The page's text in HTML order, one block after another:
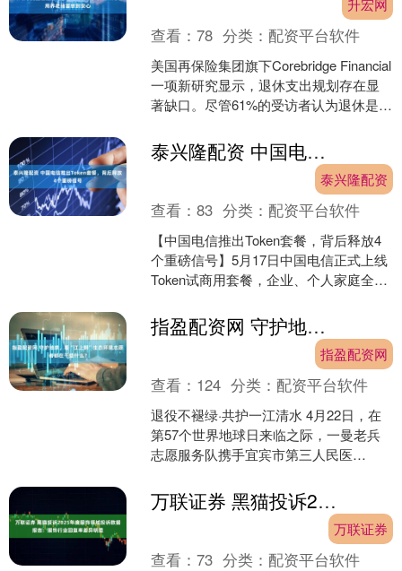
升宏网
查看：78 分类：配资平台软件
美国再保险集团旗下Corebridge Financial
一项新研究显示，退休支出规划存在显
著缺口。尽管61%的受访者认为退休是享
泰兴隆配资 中国电信推出Token套餐，背后释放4个重磅信号
泰兴隆配资
查看：83 分类：配资平台软件
【中国电信推出Token套餐，背后释放4
个重磅信号】5月17日中国电信正式上线
Token试商用套餐，企业、个人家庭全覆
件....
指盈配资网 守护地球，看“江上鲟”生态环境志愿者都在干些什么？
指盈配资网
查看： 124 分类：配资平台软件
退役不褪绿·共护一江清水 4月22日，在
第57个世界地球日来临之际，一曼老兵
志愿服务队携手宜宾市第三人民医
人员及辖区群众等....
万联证券 黑猫投诉2025年度服饰领域投诉数据报告：服饰行业回复率差异明显
万联证券
查看：73 分类：配资平台软件